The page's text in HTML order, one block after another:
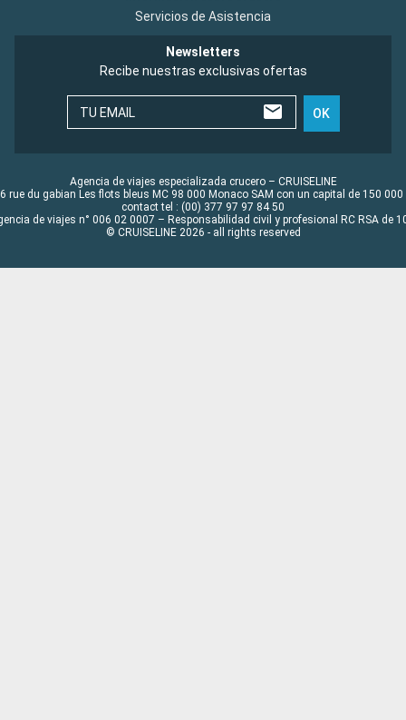
Servicios de Asistencia
Newsletters
Recibe nuestras exclusivas ofertas
TU EMAIL OK
Agencia de viajes especializada crucero – CRUISELINE
rue du gabian Les flots bleus MC 98 000 Monaco SAM con un capital de 150 000
contact tel : (00) 377 97 97 84 50
de viajes n° 006 02 0007 – Responsabilidad civil y profesional RC RSA de
© CRUISELINE 2026 - all rights reserved